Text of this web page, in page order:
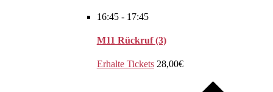
16:45- 17:45
M11 Rückruf (3)
Erhalte Tickets 28,00€